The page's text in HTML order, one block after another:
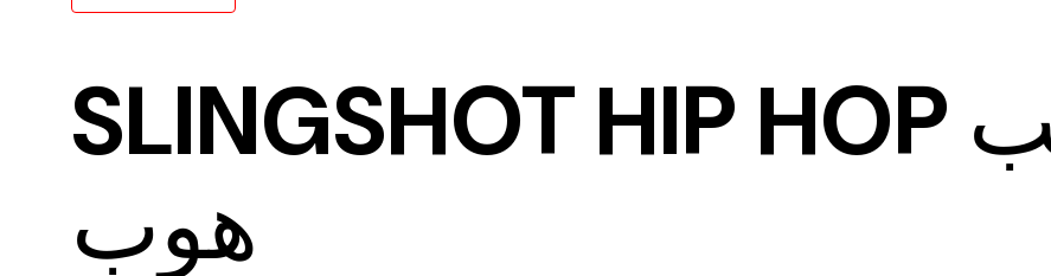
SLINGSHOT HIP HOP
هوب